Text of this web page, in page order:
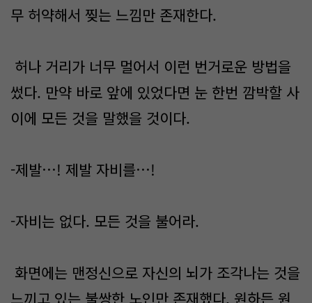
무 허약해서 찢는 느낌만 존재한다.
허나 거리가 너무 멀어서 이런 번거로운 방법을
썼다. 만약 바로 앞에 있었다면 눈 한번 깜박할 사
이에 모든 것을 말했을 것이다.
-제발…! 제발 자비를…!
-자비는 없다. 모든 것을 불어라.
화면에는 맨정신으로 자신의 뇌가 조각나는 것을
느끼고 있는 불쌍한 노인만 존재했다. 원하든 원